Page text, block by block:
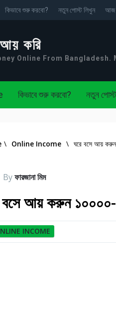
কিভাবে শুরু করবো? নতুন পোস্ট লিখুন আজ
করি
Online From Bangladesh.
কিভাবে শুরু করবো? নতুন
\ Online Income \ ঘরে বসে আয়
Byফারজানা মিম
বসে আয় করুন ১০০০০-
INCOME